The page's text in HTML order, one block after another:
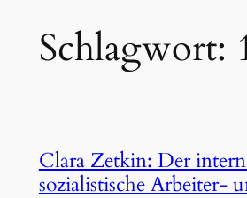
Schlagwort:
Clara Zetkin: Der
sozialistische Arbeiter-